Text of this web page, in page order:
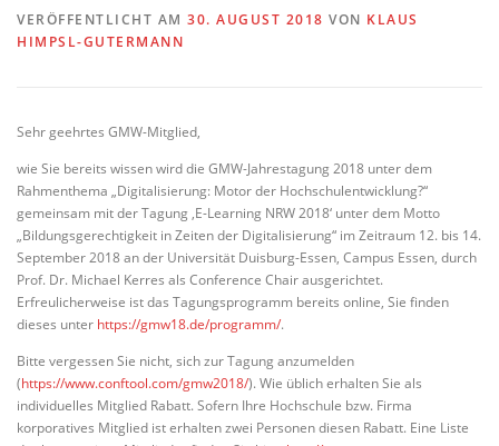
VERÖFFENTLICHT AM 30. AUGUST 2018 VON KLAUS
HIMPSL-GUTERMANN
Sehr geehrtes GMW-Mitglied,
wie Sie bereits wissen wird die GMW-Jahrestagung 2018 unter dem
Rahmenthema „Digitalisierung: Motor der Hochschulentwicklung?“
gemeinsam mit der Tagung ‚E-Learning NRW 2018‘ unter dem Motto
„Bildungsgerechtigkeit in Zeiten der Digitalisierung“ im Zeitraum 12. bis 14.
September 2018 an der Universität Duisburg-Essen, Campus Essen, durch
Prof. Dr. Michael Kerres als Conference Chair ausgerichtet.
Erfreulicherweise ist das Tagungsprogramm bereits online, Sie finden
dieses unter https://gmw18.de/programm/.
Bitte vergessen Sie nicht, sich zur Tagung anzumelden
(https://www.conftool.com/gmw2018/). Wie üblich erhalten Sie als
individuelles Mitglied Rabatt. Sofern Ihre Hochschule bzw. Firma
korporatives Mitglied ist erhalten zwei Personen diesen Rabatt. Eine Liste